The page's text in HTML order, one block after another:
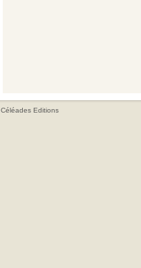
Céléades Editions